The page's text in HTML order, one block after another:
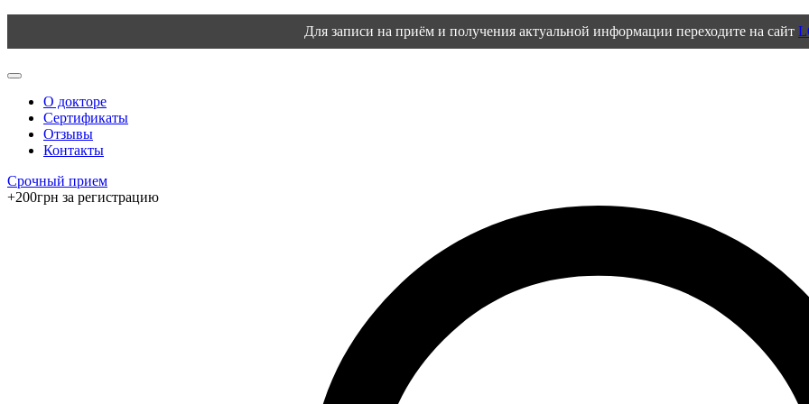
Для записи на приём и получения актуальной информации переходите на сайт
О докторе
Сертификаты
Отзывы
Контакты
Срочный прием
+200грн за регистрацию